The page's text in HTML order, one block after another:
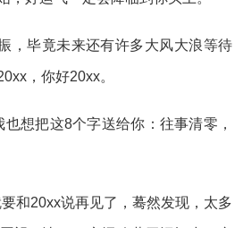
，毕竟未来还有许多大风大浪等待
，你好20xx。
想把这8个字送给你：往事清零，
和20xx说再见了，蓦然发现，太多